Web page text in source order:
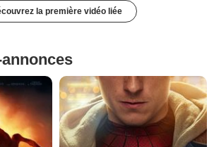
la première vidéo liée